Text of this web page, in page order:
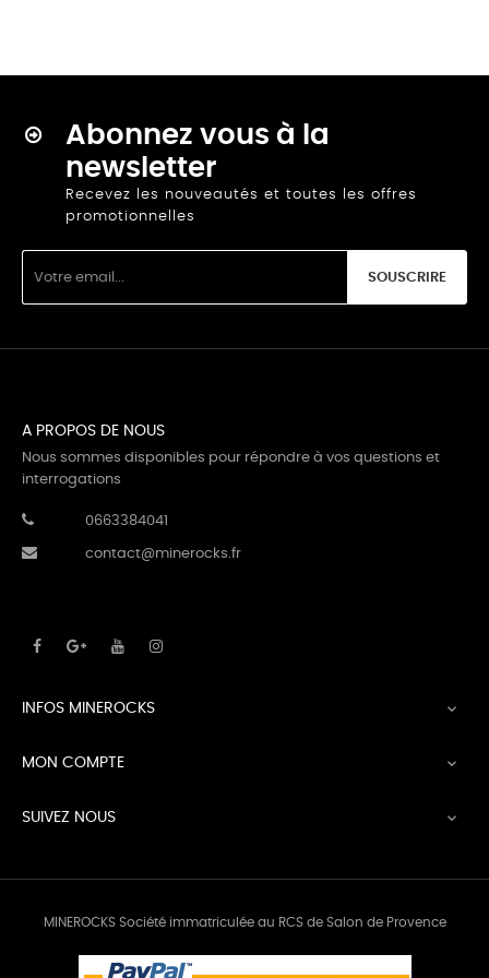
Abonnez vous à la
newsletter
Recevez les nouveautés et toutes les offres
promotionnelles
SOUSCRIRE
A PROPOS DE NOUS
Nous sommes disponibles pour répondre à vos questions et
interrogations
0663384041
contact@minerocks.fr
INFOS MINEROCKS 
MON COMPTE 
SUIVEZ NOUS 
MINEROCKS Société immatriculée au RCS de Salon de Provence